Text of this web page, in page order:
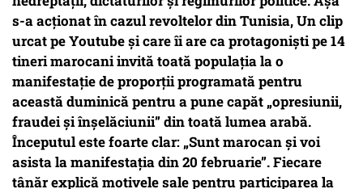
s-a acționat în cazul revoltelor din Tunisia, Un clip
urcat pe Youtube și care îi are ca protagoniști pe 14
tineri marocani invită toată populația la o
manifestație de proporții programată pentru
această duminică pentru a pune capăt „opresiunii,
fraudei și înșelăciunii” din toată lumea arabă.
Începutul este foarte clar: „Sunt marocan și voi
asista la manifestația din 20 februarie”. Fiecare
tânăr explică motivele sale pentru participarea la